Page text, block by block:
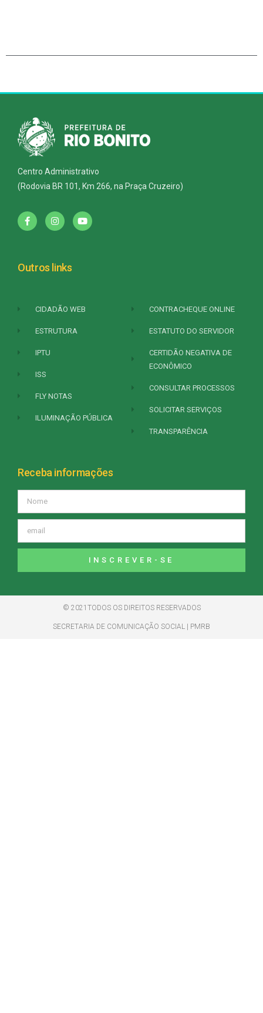
Centro Administrativo
(Rodovia BR 101, Km 266, na Praça Cruzeiro)
Outros links
CIDADÃO WEB
ESTRUTURA
IPTU
ISS
FLY NOTAS
ILUMINAÇÃO PÚBLICA
CONTRACHEQUE ONLINE
ESTATUTO DO SERVIDOR
CERTIDÃO NEGATIVA DE
ECONÔMICO
CONSULTAR PROCESSOS
SOLICITAR SERVIÇOS
TRANSPARÊNCIA
Receba informações
INSCREVER-SE
© 2021TODOS OS DIREITOS RESERVADOS
SECRETARIA DE COMUNICAÇÃO SOCIAL | PMRB